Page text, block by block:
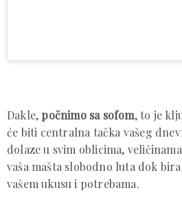
Dakle,počnimo sa sofom, to je
će biti centralna tačka vašeg
dolaze u svim oblicima,
vaša mašta slobodno luta dok
vašem ukusu i potrebama.